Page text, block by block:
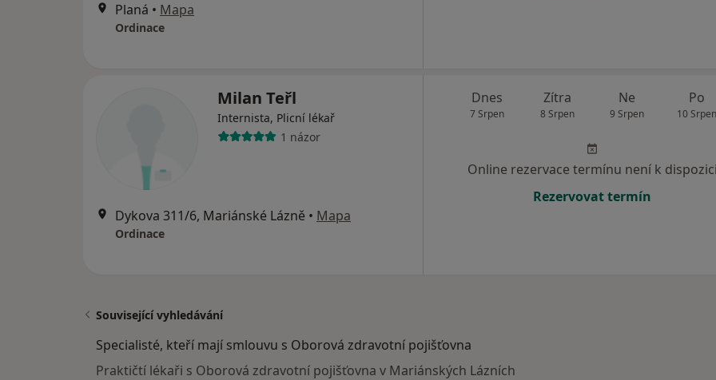
Planá • Mapa
Ordinace
Milan Teřl
Internista, Plicní lékař
1 názor
Dykova 311/6, Mariánské Lázně • Mapa
Ordinace
Dnes
7 Srpen
Zítra
8 Srpen
Ne
9 Srpen
Po
10 Srpen
Online rezervace termínu není k dispozici
Rezervovat termín
Související vyhledávání
Specialisté, kteří mají smlouvu s Oborová zdravotní pojišťovna
Praktičtí lékaři s Oborová zdravotní pojišťovna v Mariánských Lázních